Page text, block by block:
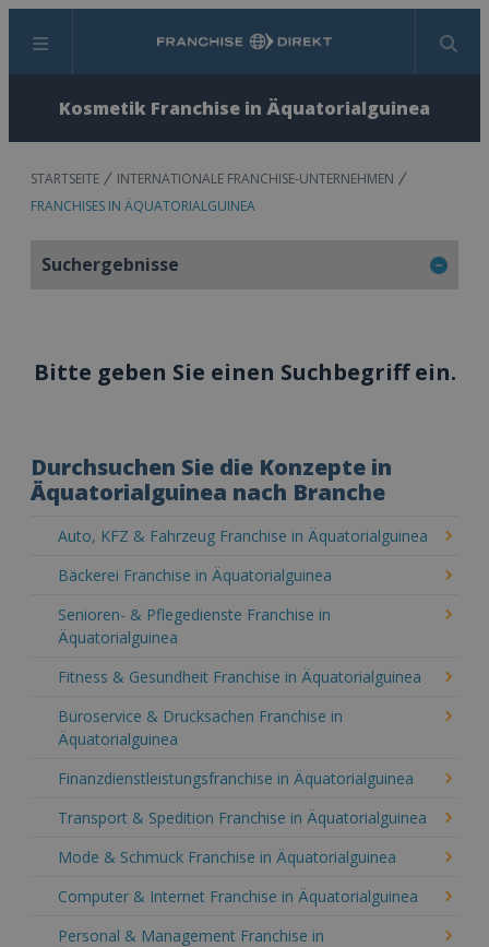
Menü Suchen
Kosmetik Franchise in Äquatorialguinea
STARTSEITE
INTERNATIONALE FRANCHISE-UNTERNEHMEN
FRANCHISES IN ÄQUATORIALGUINEA
Suchergebnisse
Bitte geben Sie einen Suchbegriff ein.
Durchsuchen Sie die Konzepte in
Äquatorialguinea nach Branche
Auto, KFZ & Fahrzeug Franchise in Äquatorialguinea
Bäckerei Franchise in Äquatorialguinea
Senioren- & Pflegedienste Franchise in
Äquatorialguinea
Fitness & Gesundheit Franchise in Äquatorialguinea
Büroservice & Drucksachen Franchise in
Äquatorialguinea
Finanzdienstleistungsfranchise in Äquatorialguinea
Transport & Spedition Franchise in Äquatorialguinea
Mode & Schmuck Franchise in Äquatorialguinea
Computer & Internet Franchise in Äquatorialguinea
Personal & Management Franchise in